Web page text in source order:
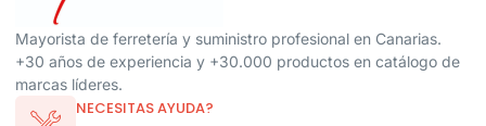
Mayorista de ferretería y suministro profesional en Canarias.
+30 años de experiencia y +30.000 productos en catálogo de
marcas líderes.
NECESITAS AYUDA?